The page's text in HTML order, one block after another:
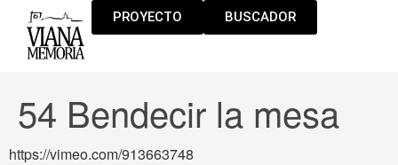
PROYECTO BUSCADOR
54 Bendecir la mesa
https://vimeo.com/913663748